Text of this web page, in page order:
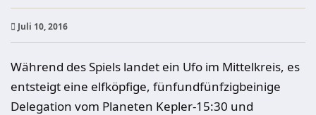
Juli 10, 2016
Während des Spiels landet ein Ufo im Mittelkreis, es
entsteigt eine elfköpfige, fünfundfünfzigbeinige
Delegation vom Planeten Kepler-15:30 und